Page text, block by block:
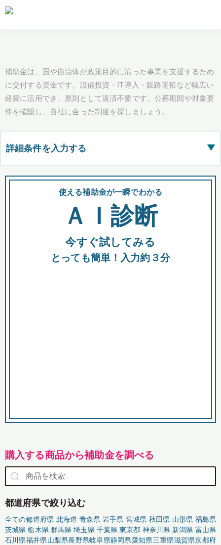
補助金は、国や自治体が政策目的に沿った事業を支援するため
に交付する資金です。設備投資・IT導入・販路開拓など幅広い
経費に活用でき、原則として返済不要です。公募期間や対象要
件を確認し、自社に合った制度を探しましょう。
詳細条件を入力する ▶
都道府県
全国の検索結果を含めて表示
助成金 融資 出資
使える補助金が一瞬でわかる
ＡＩ診断
今すぐ試してみる
とっても簡単！入力約３分
購入する商品から補助金を調べる
都道府県で絞り込む
全ての都道府県 北海道 青森県 岩手県 宮城県 秋田県 山形県 福島県
茨城県 栃木県 群馬県 埼玉県 千葉県 東京都 神奈川県 新潟県 富山県
石川県福井県山梨県長野県岐阜県静岡県愛知県三重県滋賀県京都府